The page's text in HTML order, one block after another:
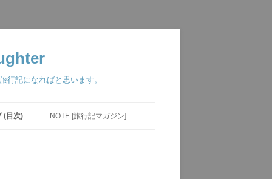
行記になればと思います。
(目次) NOTE [旅行記マガジン]